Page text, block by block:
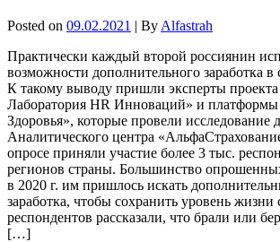
Posted on 09.02.2021 | By Alfastrah
Практически каждый второй россиянин
возможности дополнительного заработка в
К такому выводу пришли эксперты
Лаборатория HR Инноваций» и
Здоровья», которые провели исследование
Аналитического центра
опросе приняли участие более 3 тыс.
регионов страны. Большинство
в 2020 г. им пришлось искать
заработка, чтобы сохранить уровень жизни
респондентов рассказали, что брали или
[…]